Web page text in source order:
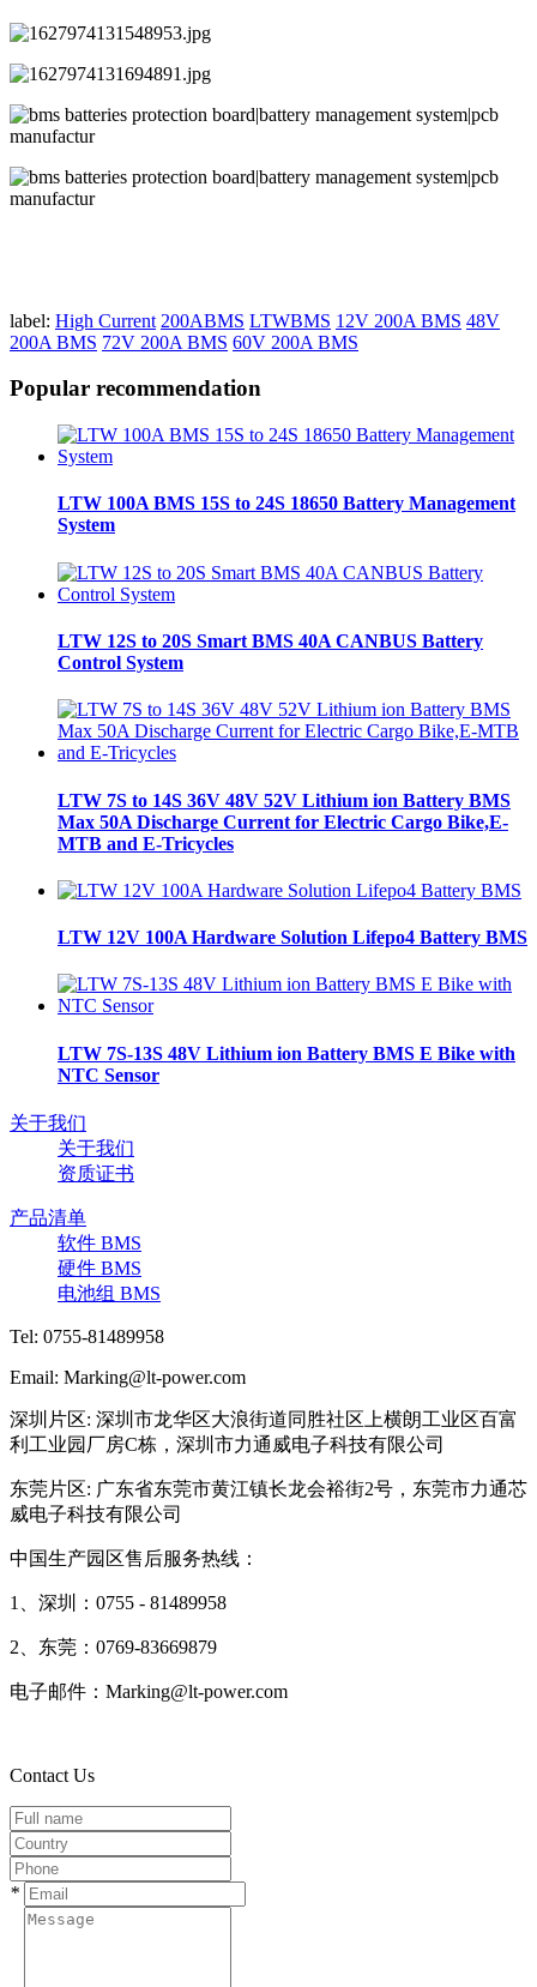
label: High Current 200ABMS LTWBMS 12V 200A BMS 48V
200A BMS 72V 200A BMS 60V 200A BMS
Popular recommendation
LTW 100A BMS 15S to 24S 18650 Battery Management
System
LTW 12S to 20S Smart BMS 40A CANBUS Battery
Control System
LTW 7S to 14S 36V 48V 52V Lithium ion Battery BMS
Max 50A Discharge Current for Electric Cargo Bike,E-
MTB and E-Tricycles
LTW 12V 100A Hardware Solution Lifepo4 Battery BMS
LTW 7S-13S 48V Lithium ion Battery BMS E Bike with
NTC Sensor
关于我们
关于我们
资质证书
产品清单
软件 BMS
硬件 BMS
电池组 BMS
Tel: 0755-81489958
Email: Marking@lt-power.com
深圳片区: 深圳市龙华区大浪街道同胜社区上横朗工业区百富
利工业园厂房C栋，深圳市力通威电子科技有限公司
东莞片区: 广东省东莞市黄江镇长龙会裕街2号，东莞市力通芯
威电子科技有限公司
中国生产园区售后服务热线：
1、深圳：0755 - 81489958
2、东莞：0769-83669879
电子邮件：Marking@lt-power.com
Contact Us
*